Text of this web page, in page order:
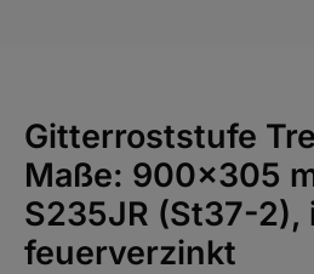
Gitterroststufe
Maße: 900x305
S235JR (St37-2),
feuerverzinkt